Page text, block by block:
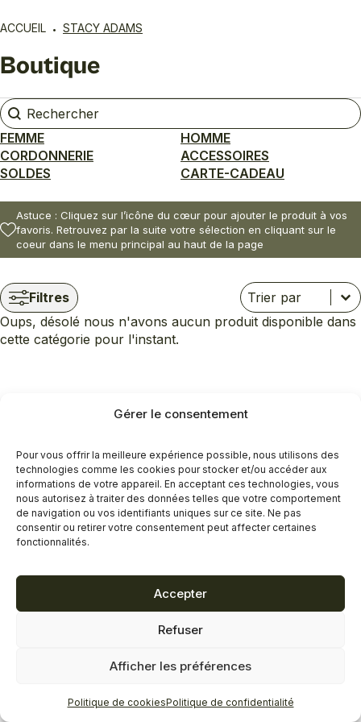
Gérer le consentement
Pour vous offrir la meilleure expérience possible, nous utilisons des
technologies comme les cookies pour stocker et/ou accéder aux
informations de votre appareil. En acceptant ces technologies, vous
nous autorisez à traiter des données telles que votre comportement
de navigation ou vos identifiants uniques sur ce site. Ne pas
consentir ou retirer votre consentement peut affecter certaines
fonctionnalités.
Accepter
Refuser
Afficher les préférences
Politique de cookiesPolitique de confidentialité
ACCUEIL STACY ADAMS
Boutique
Rechercher
Rechercher
FEMME
HOMME
CORDONNERIE
ACCESSOIRES
SOLDES
CARTE-CADEAU
Astuce : Cliquez sur l’icône du cœur pour ajouter le produit à vos
favoris. Retrouvez par la suite votre sélection en cliquant sur le
coeur dans le menu principal au haut de la page
Filtres Trier
Trier le contenu
Trier le contenu
Oups, désolé nous n'avons aucun produit disponible dans
cette catégorie pour l'instant.